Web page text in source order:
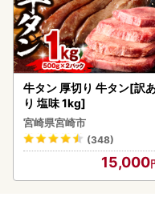
牛タン 厚切り 牛タン[訳
り 塩味 1kg]
宮崎県宮崎市
(348)
15,000